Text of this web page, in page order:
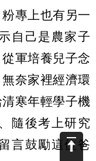
專上也有另一
自己是農家子
軍培養兒子念
奈家裡經濟環
寒年輕學子機
隨後考上研究
言鼓勵這位爸